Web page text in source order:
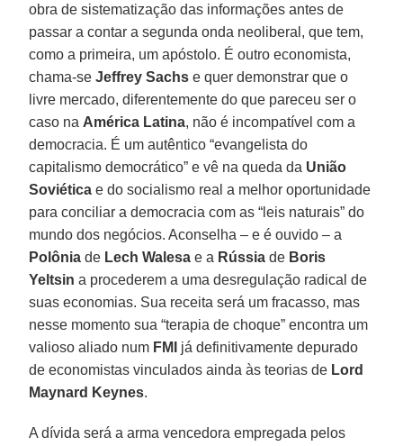
obra de sistematização das informações antes de
passar a contar a segunda onda neoliberal, que tem,
como a primeira, um apóstolo. É outro economista,
chama-seJeffrey Sachs e quer demonstrar que o
livre mercado, diferentemente do que pareceu ser o
caso na América Latina, não é incompatível com a
democracia. É um autêntico “evangelista do
capitalismo democrático” e vê na queda da União
Soviética e do socialismo real a melhor oportunidade
para conciliar a democracia com as “leis naturais” do
mundo dos negócios. Aconselha – e é ouvido – a
Polônia de Lech Walesa e a Rússia de Boris
Yeltsin a procederem a uma desregulação radical de
suas economias. Sua receita será um fracasso, mas
nesse momento sua “terapia de choque” encontra um
valioso aliado num FMI
já definitivamente depurado
de economistas vinculados ainda às teorias de Lord
Maynard Keynes.
A dívida será a arma vencedora empregada pelos